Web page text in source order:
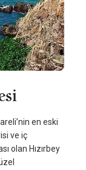
en eski
ve iç
olan Hızırbey